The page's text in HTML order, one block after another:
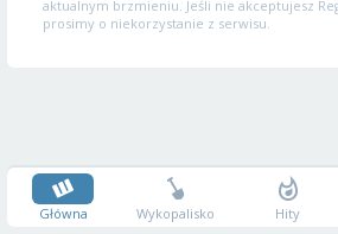
aktualnym brzmieniu. Jeśli nie akceptujesz
prosimy o niekorzystanie z serwisu.
Główna Wykopalisko Hity